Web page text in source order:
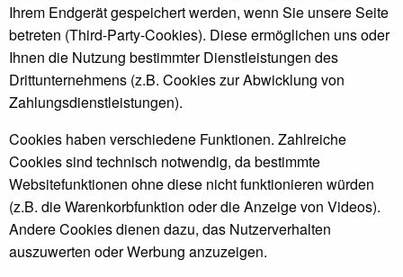
Ihrem Endgerät gespeichert werden, wenn Sie unsere Seite
betreten (Third-Party-Cookies). Diese ermöglichen uns oder
Ihnen die Nutzung bestimmter Dienstleistungen des
Drittunternehmens (z.B. Cookies zur Abwicklung von
Zahlungsdienstleistungen).
Cookies haben verschiedene Funktionen. Zahlreiche
Cookies sind technisch notwendig, da bestimmte
Websitefunktionen ohne diese nicht funktionieren würden
(z.B. die Warenkorbfunktion oder die Anzeige von Videos).
Andere Cookies dienen dazu, das Nutzerverhalten
auszuwerten oder Werbung anzuzeigen.